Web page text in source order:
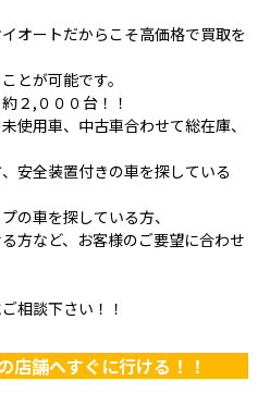
オートだからこそ高価格で買取を
とが可能です。
２,０００台！！
使用車、中古車合わせて総在庫、
安全装置付きの車を探している
の車を探している方、
方など、お客様のご要望に合わせ
相談下さい！！
舗へすぐに行ける！！